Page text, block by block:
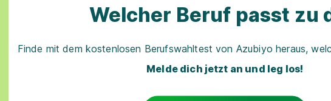
Welcher Beruf passt zu
Finde mit dem kostenlosen Berufswahltest von Azubiyo heraus,
Melde dich jetzt an und leg los!